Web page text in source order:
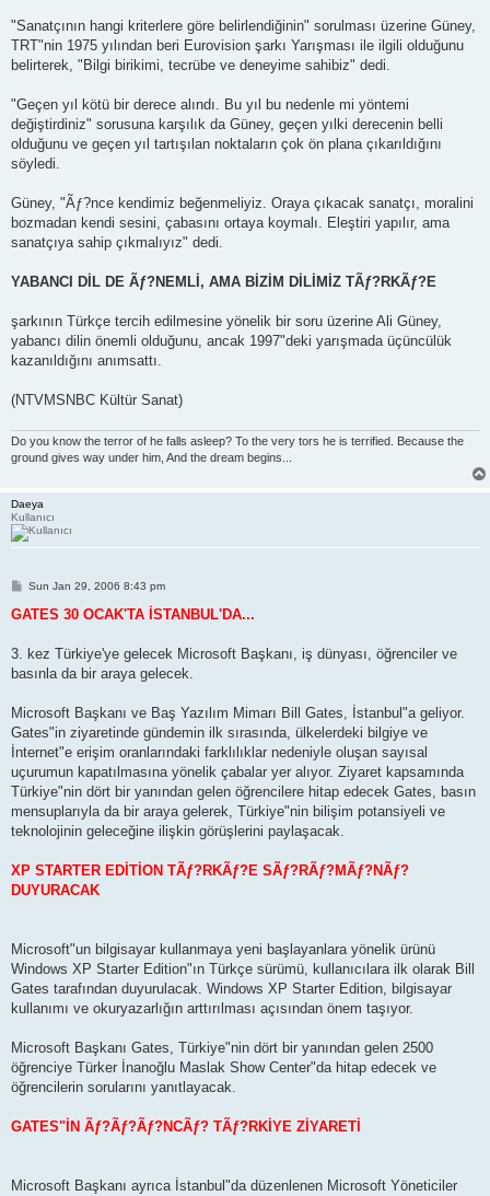
"Sanatçının hangi kriterlere göre belirlendiğinin" sorulması üzerine Güney,
TRT"nin 1975 yılından beri Eurovision şarkı Yarışması ile ilgili olduğunu
belirterek, "Bilgi birikimi, tecrübe ve deneyime sahibiz" dedi.
"Geçen yıl kötü bir derece alındı. Bu yıl bu nedenle mi yöntemi
değiştirdiniz" sorusuna karşılık da Güney, geçen yılki derecenin belli
olduğunu ve geçen yıl tartışılan noktaların çok ön plana çıkarıldığını
söyledi.
Güney, "Ãƒ?nce kendimiz beğenmeliyiz. Oraya çıkacak sanatçı, moralini
bozmadan kendi sesini, çabasını ortaya koymalı. Eleştiri yapılır, ama
sanatçıya sahip çıkmalıyız" dedi.
YABANCI DİL DE Ãƒ?NEMLİ, AMA BİZİM DİLİMİZ TÃƒ?RKÃƒ?E
şarkının Türkçe tercih edilmesine yönelik bir soru üzerine Ali Güney,
yabancı dilin önemli olduğunu, ancak 1997"deki yarışmada üçüncülük
kazanıldığını anımsattı.
(NTVMSNBC Kültür Sanat)
Do you know the terror of he falls asleep? To the very tors he is terrified. Because the
ground gives way under him, And the dream begins...
Daeya
Kullanıcı
P
s
Sun Jan 29, 2006 8:43 pm
GATES 30 OCAK'TA İSTANBUL'DA...
3. kez Türkiye'ye gelecek Microsoft Başkanı, iş dünyası, öğrenciler ve
basınla da bir araya gelecek.
Microsoft Başkanı ve Baş Yazılım Mimarı Bill Gates, İstanbul"a geliyor.
Gates"in ziyaretinde gündemin ilk sırasında, ülkelerdeki bilgiye ve
İnternet"e erişim oranlarındaki farklılıklar nedeniyle oluşan sayısal
uçurumun kapatılmasına yönelik çabalar yer alıyor. Ziyaret kapsamında
Türkiye"nin dört bir yanından gelen öğrencilere hitap edecek Gates, basın
mensuplarıyla da bir araya gelerek, Türkiye"nin bilişim potansiyeli ve
teknolojinin geleceğine ilişkin görüşlerini paylaşacak.
XP STARTER EDİTİON TÃƒ?RKÃƒ?E SÃƒ?RÃƒ?MÃƒ?NÃƒ?
DUYURACAK
Microsoft"un bilgisayar kullanmaya yeni başlayanlara yönelik ürünü
Windows XP Starter Edition"ın Türkçe sürümü, kullanıcılara ilk olarak Bill
Gates tarafından duyurulacak. Windows XP Starter Edition, bilgisayar
kullanımı ve okuryazarlığın arttırılması açısından önem taşıyor.
Microsoft Başkanı Gates, Türkiye"nin dört bir yanından gelen 2500
öğrenciye Türker İnanoğlu Maslak Show Center"da hitap edecek ve
öğrencilerin sorularını yanıtlayacak.
GATES"İN Ãƒ?Ãƒ?Ãƒ?NCÃƒ? TÃƒ?RKİYE ZİYARETİ
Microsoft Başkanı ayrıca İstanbul"da düzenlenen Microsoft Yöneticiler